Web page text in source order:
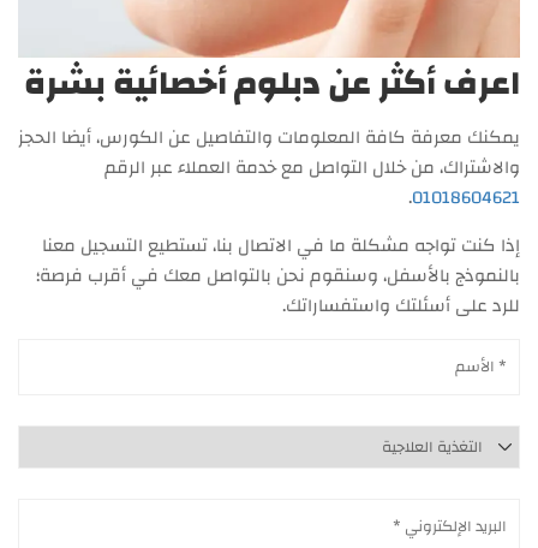
اعرف أكثر عن دبلوم أخصائية بشرة
يمكنك معرفة كافة المعلومات والتفاصيل عن الكورس، أيضا الحجز
والاشتراك، من خلال التواصل مع خدمة العملاء عبر الرقم
01018604621
.
إذا كنت تواجه مشكلة ما في الاتصال بنا، تستطيع التسجيل معنا
بالنموذج بالأسفل، وسنقوم نحن بالتواصل معك في أقرب فرصة؛
للرد على أسئلتك واستفساراتك.